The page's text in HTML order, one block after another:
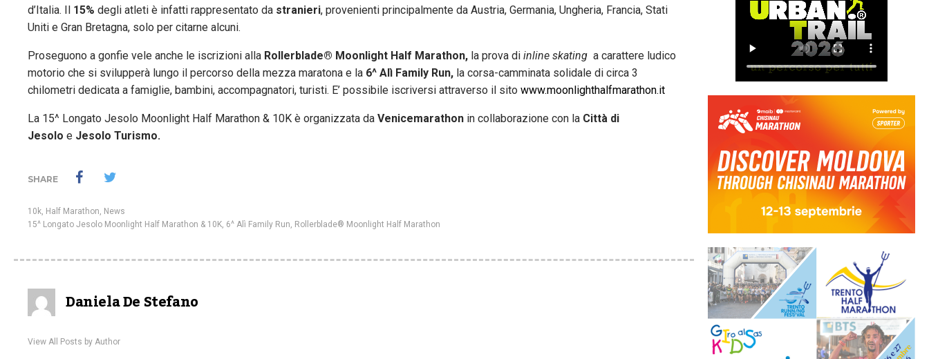
d’Italia. Il 15% degli atleti è infatti rappresentato da stranieri, provenienti principalmente da Austria, Germania, Ungheria, Francia, Stati
Uniti e Gran Bretagna, solo per citarne alcuni.
Proseguono a gonfie vele anche le iscrizioni alla Rollerblade® Moonlight Half Marathon, la prova di inline skating a carattere ludico
motorio che si svilupperà lungo il percorso della mezza maratona e la 6^ Alì Family Run, la corsa-camminata solidale di circa 3
chilometri dedicata a famiglie, bambini, accompagnatori, turisti. E’ possibile iscriversi attraverso il sito www.moonlighthalfmarathon.it
La 15^ Longato Jesolo Moonlight Half Marathon & 10K è organizzata da Venicemarathon in collaborazione con la Città di
Jesolo e Jesolo Turismo.
SHARE
10k Half Marathon News
15^ Longato Jesolo Moonlight Half Marathon & 10K 6^ Alì Family Run Rollerblade® Moonlight Half Marathon
Daniela De Stefano
View All Posts by Author